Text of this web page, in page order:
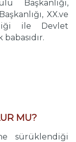
Başkanlığı,
XX.ve
ile Devlet
MU?
sürüklendiği